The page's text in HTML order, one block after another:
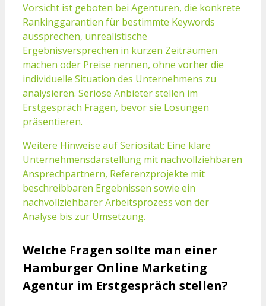
Vorsicht ist geboten bei Agenturen, die konkrete
Rankinggarantien für bestimmte Keywords
aussprechen, unrealistische
Ergebnisversprechen in kurzen Zeiträumen
machen oder Preise nennen, ohne vorher die
individuelle Situation des Unternehmens zu
analysieren. Seriöse Anbieter stellen im
Erstgespräch Fragen, bevor sie Lösungen
präsentieren.
Weitere Hinweise auf Seriosität: Eine klare
Unternehmensdarstellung mit nachvollziehbaren
Ansprechpartnern, Referenzprojekte mit
beschreibbaren Ergebnissen sowie ein
nachvollziehbarer Arbeitsprozess von der
Analyse bis zur Umsetzung.
Welche Fragen sollte man einer
Hamburger Online Marketing
Agentur im Erstgespräch stellen?